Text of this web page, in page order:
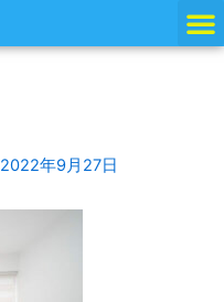
2022年9月27日